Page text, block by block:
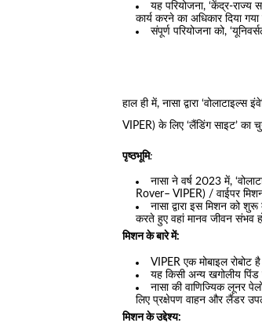
यह परियोजना, ‘केंद्र-राज्य
कार्य करने का अधिकार दिया
संपूर्ण परियोजना को,
हाल ही में, नासा द्वारा
VIPER) के लिए ‘लैंडिंग साइट’ का
पृष्ठभूमि:
नासा ने वर्ष 2023 में,
Rover– VIPER) / वाईपर
नासा द्वारा इस मिशन को
करते हुए वहां मानव जीवन संभव
मिशन के बारे में:
VIPER एक मोबाइल रोबोट
यह किसी अन्य खगोलीय
नासा की वाणिज्यिक लूनर
लिए प्रक्षेपण वाहन और लैंडर
मिशन के उद्देश्य: